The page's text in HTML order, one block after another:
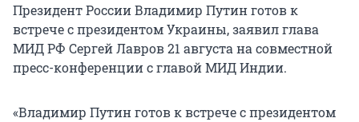
Президент России Владимир Путин готов к
встрече с президентом Украины, заявил глава
МИД РФ Сергей Лавров 21 августа на совместной
пресс-конференции с главой МИД Индии.
«Владимир Путин готов к встрече с президентом